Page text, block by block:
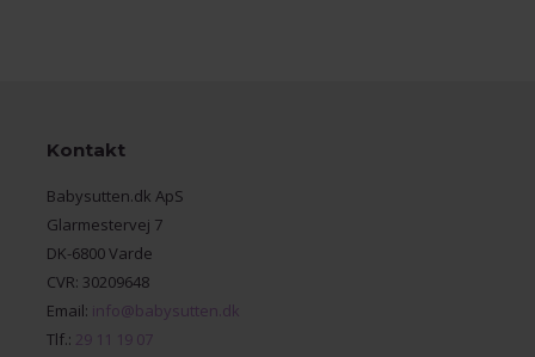
Kontakt
Babysutten.dk ApS
Glarmestervej 7
DK-6800 Varde
CVR: 30209648
Email: info@babysutten.dk
Tlf.: 29 11 19 07